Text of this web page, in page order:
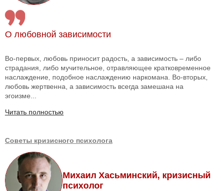
О любовной зависимости
Во-первых, любовь приносит радость, а зависимость – либо
страдания, либо мучительное, отравляющее кратковременное
наслаждение, подобное наслаждению наркомана. Во-вторых,
любовь жертвенна, а зависимость всегда замешана на
эгоизме...
Читать полностью
Советы кризисного психолога
Михаил Хасьминский, кризисный
психолог